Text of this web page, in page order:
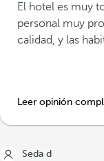
El hotel es muy
personal muy
calidad, y las
Leer opinión
Seda d